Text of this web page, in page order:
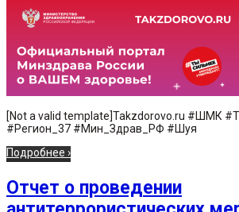
[Not a valid template]Takzdorovo.ru #ШМК
#Регион_37 #Мин_Здрав_РФ #Шуя
Подробнее ›
Отчет о проведении